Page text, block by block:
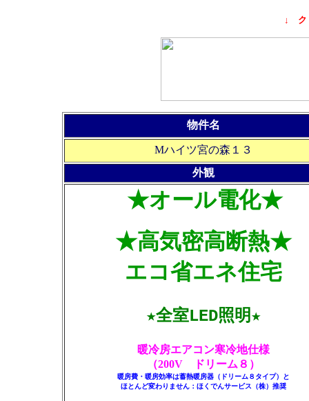
↓ ク
物件名
Mハイツ宮の森１３
外観
★オール電化★
★高気密高断熱★
エコ省エネ住宅
★全室LED照明★
暖冷房エアコン寒冷地仕様
（200V ドリーム８）
暖房費・暖房効率は蓄熱暖房器（ドリーム８タイプ）と
ほとんど変わりません：ほくでんサービス（株）推奨